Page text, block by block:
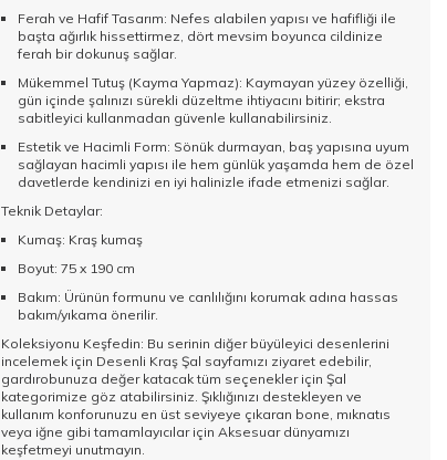
Ferah ve Hafif Tasarım: Nefes alabilen yapısı ve hafifliği ile
başta ağırlık hissettirmez, dört mevsim boyunca cildinize
ferah bir dokunuş sağlar.
Mükemmel Tutuş (Kayma Yapmaz): Kaymayan yüzey özelliği,
gün içinde şalınızı sürekli düzeltme ihtiyacını bitirir; ekstra
sabitleyici kullanmadan güvenle kullanabilirsiniz.
Estetik ve Hacimli Form: Sönük durmayan, baş yapısına uyum
sağlayan hacimli yapısı ile hem günlük yaşamda hem de özel
davetlerde kendinizi en iyi halinizle ifade etmenizi sağlar.
Teknik Detaylar:
Kumaş: Kraş kumaş
Boyut: 75 x 190 cm
Bakım: Ürünün formunu ve canlılığını korumak adına hassas
bakım/yıkama önerilir.
Koleksiyonu Keşfedin: Bu serinin diğer büyüleyici desenlerini
incelemek için Desenli Kraş Şal sayfamızı ziyaret edebilir,
gardırobunuza değer katacak tüm seçenekler için Şal
kategorimize göz atabilirsiniz. Şıklığınızı destekleyen ve
kullanım konforunuzu en üst seviyeye çıkaran bone, mıknatıs
veya iğne gibi tamamlayıcılar için Aksesuardünyamızı
keşfetmeyi unutmayın.